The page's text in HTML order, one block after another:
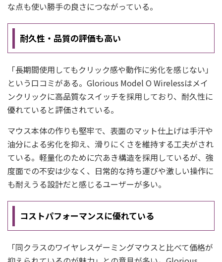
な点も使い勝手の良さにつながっている。
耐久性・品質の評価も高い
「長期間使用してもクリック感や動作に劣化を感じない」
という口コミがある。Glorious Model O Wirelessはメイ
ンクリックに高品質なスイッチを採用しており、耐久性に
優れていると評価されている。
マウス本体の作りも堅牢で、表面のマット仕上げは手汗や
油分による劣化を抑え、滑りにくさを維持する工夫がされ
ている。軽量化のために穴あき構造を採用しているが、強
度面での不安は少なく、日常的な持ち運びや激しい操作に
も耐えうる設計だと感じるユーザーが多い。
コストパフォーマンスに優れている
「同クラスのワイヤレスゲーミングマウスと比べて価格が